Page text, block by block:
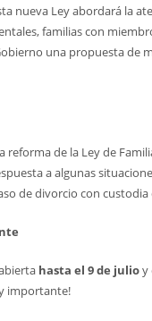
nueva Ley abordará la
familias con
una propuesta de
reforma de la Ley de
a algunas
de divorcio con
hasta el 9 de julioy
importante!